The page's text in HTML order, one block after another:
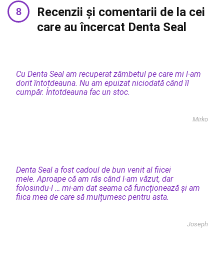
Recenzii și comentarii de la cei
care au încercat Denta Seal
Cu Denta Seal am recuperat zâmbetul pe care mi l-am
dorit întotdeauna. Nu am epuizat niciodată când îl
cumpăr. Întotdeauna fac un stoc.
Mirko
Denta Seal a fost cadoul de bun venit al fiicei
mele. Aproape că am râs când l-am văzut, dar
folosindu-l … mi-am dat seama că funcționează și am
fiica mea de care să mulțumesc pentru asta.
Joseph